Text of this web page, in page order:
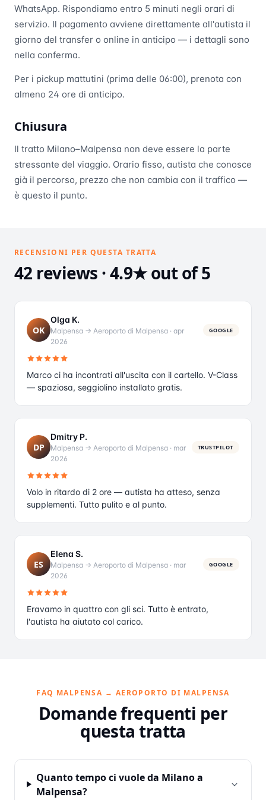
WhatsApp. Rispondiamo entro 5 minuti negli orari di
servizio. Il pagamento avviene direttamente all'autista il
giorno del transfer o online in anticipo — i dettagli sono
nella conferma.
Per i pickup mattutini (prima delle 06:00), prenota con
almeno 24 ore di anticipo.
Chiusura
Il tratto Milano–Malpensa non deve essere la parte
stressante del viaggio. Orario fisso, autista che conosce
già il percorso, prezzo che non cambia con il traffico —
è questo il punto.
RECENSIONI PER QUESTA TRATTA
42 reviews · 4.9★ out of 5
OK
Olga K.
Malpensa → Aeroporto di Malpensa · apr
2026
GOOGLE
Marco ci ha incontrati all'uscita con il cartello. V-Class
— spaziosa, seggiolino installato gratis.
DP
Dmitry P.
Malpensa → Aeroporto di Malpensa · mar
2026
TRUSTPILOT
Volo in ritardo di 2 ore — autista ha atteso, senza
supplementi. Tutto pulito e al punto.
ES
Elena S.
Malpensa → Aeroporto di Malpensa · mar
2026
GOOGLE
Eravamo in quattro con gli sci. Tutto è entrato,
l'autista ha aiutato col carico.
FAQ MALPENSA → AEROPORTO DI MALPENSA
Domande frequenti per
questa tratta
Quanto tempo ci vuole da Milano a
Malpensa?